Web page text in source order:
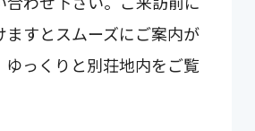
ますとスムーズにご案内が
ゆっくりと別荘地内をご覧